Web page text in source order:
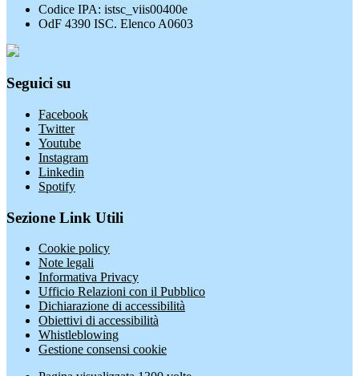
Codice IPA: istsc_viis00400e
OdF 4390 ISC. Elenco A0603
Seguici su
Facebook
Twitter
Youtube
Instagram
Linkedin
Spotify
Sezione Link Utili
Cookie policy
Note legali
Informativa Privacy
Ufficio Relazioni con il Pubblico
Dichiarazione di accessibilità
Obiettivi di accessibilità
Whistleblowing
Gestione consensi cookie